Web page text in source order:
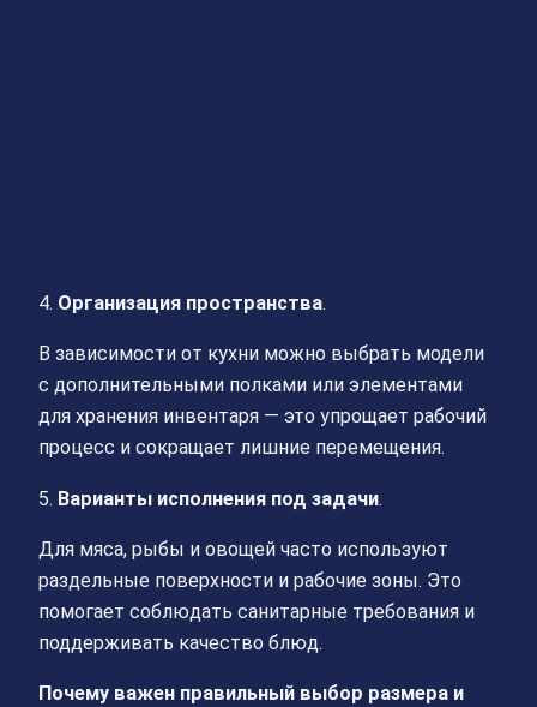
4. Организация пространства.
В зависимости от кухни можно выбрать модели
с дополнительными полками или элементами
для хранения инвентаря — это упрощает рабочий
процесс и сокращает лишние перемещения.
5. Варианты исполнения под задачи.
Для мяса, рыбы и овощей часто используют
раздельные поверхности и рабочие зоны. Это
помогает соблюдать санитарные требования и
поддерживать качество блюд.
Почему важен правильный выбор размера и